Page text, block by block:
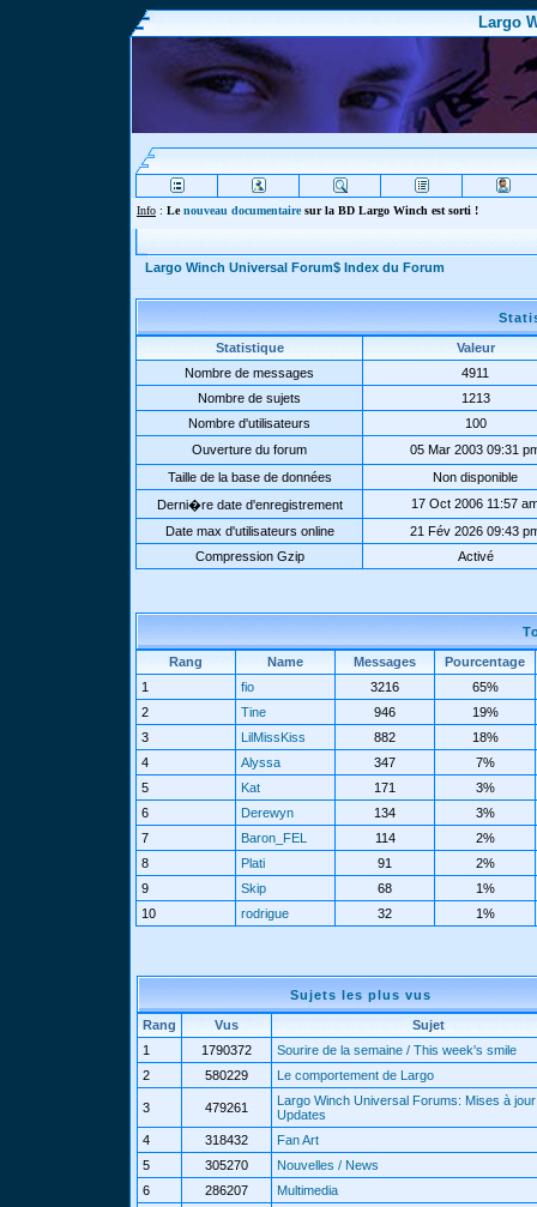
Largo
Info : Lenouveau documentairesur la BD Largo Winch est sorti !
Largo Winch Universal Forum$ Index du Forum
Statistique
Valeur
Nombre de messages
4911
Nombre de sujets
1213
Nombre d'utilisateurs
100
Ouverture du forum
05 Mar 2003 09:31
Taille de la base de données
Non disponible
Derni�re date d'enregistrement
17 Oct 2006 11:57
Date max d'utilisateurs online
21 Fév 2026 09:43
Compression Gzip
Activé
Rang Name Messages
Pourcentage
1
fio 3216
65%
2
Tine 946
19%
3
LilMissKiss 882
18%
4
Alyssa 347
7%
5
Kat 171
3%
6
Derewyn 134
3%
7
Baron_FEL 114
2%
8
Plati 91
2%
9
Skip 68
1%
10
rodrigue 32 1%
Sujets les plus vus
Rang Vus
Sujet
1
1790372
Sourire de la semaine / This week's smile
2
580229 Le comportement de Largo
3 479261
Largo Winch Universal Forums: Mises à
Updates
4
318432
Fan Art
5
305270
Nouvelles / News
6
286207
Multimedia